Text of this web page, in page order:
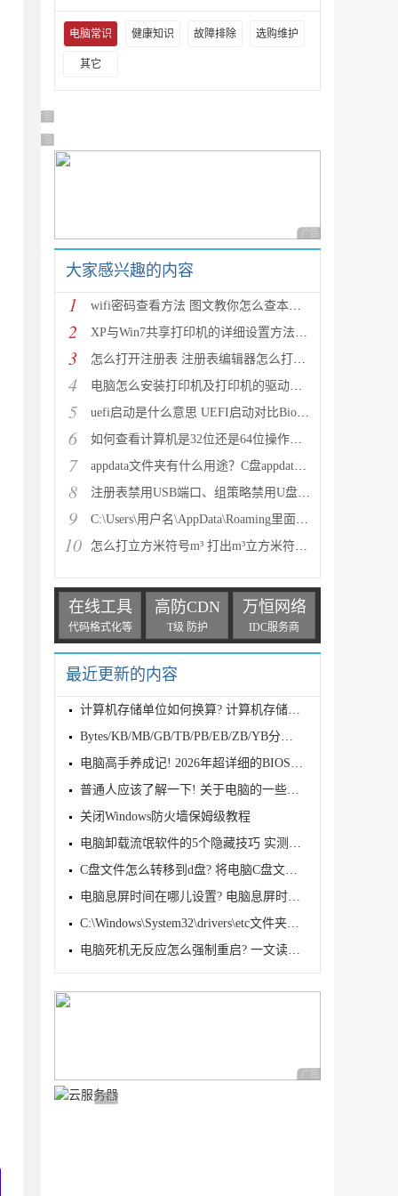
电脑常识 健康知识 故障排除 选购维护
其它
广告 商业广告，理性选择
广告 商业广告，理性选择
广告 商业广告，理性
大家感兴趣的内容
1 wifi密码查看方法 图文教你怎么查本机wifi密码
2 XP与Win7共享打印机的详细设置方法(图文教程)
3 怎么打开注册表 注册表编辑器怎么打开(regedit)
4 电脑怎么安装打印机及打印机的驱动程序
5 uefi启动是什么意思 UEFI启动对比Bios启动优势在哪里
6 如何查看计算机是32位还是64位操作系统？
7 appdata文件夹有什么用途？C盘appdata可以删除吗？
8 注册表禁用USB端口、组策略禁用U盘、组策略禁用USB、
9 C:\Users\用户名\AppData\Roaming里面的文件可以删除
10 怎么打立方米符号m³ 打出m³立方米符号的方
在线工具
代码格式化等
高防CDN
T级 防护
万恒网络
IDC服务商
最近更新的内容
计算机存储单位如何换算? 计算机存储单位全解析
Bytes/KB/MB/GB/TB/PB/EB/ZB/YB分别代表什么? 一文看
电脑高手养成记! 2026年超详细的BIOS进入方法及设置汇
普通人应该了解一下! 关于电脑的一些基本常识
关闭Windows防火墙保姆级教程
电脑卸载流氓软件的5个隐藏技巧 实测有效
C盘文件怎么转移到d盘? 将电脑C盘文档转移到D盘的多种
电脑息屏时间在哪儿设置? 电脑息屏时间设置技巧
C:\Windows\System32\drivers\etc文件夹没有hosts文件
电脑死机无反应怎么强制重启? 一文读懂方法及注意事项
广告 商业广告，理性
广告 商业广告，理性选择